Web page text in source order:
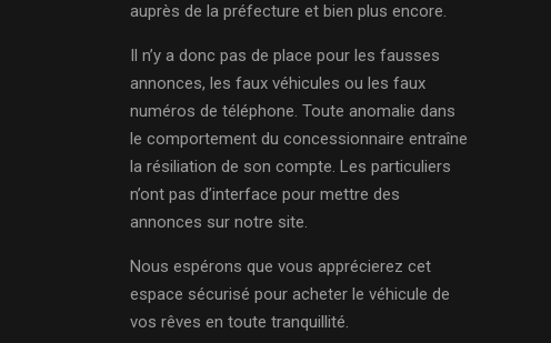
auprès de la préfecture et bien plus encore.
Il n’y a donc pas de place pour les fausses
annonces, les faux véhicules ou les faux
numéros de téléphone. Toute anomalie dans
le comportement du concessionnaire entraîne
la résiliation de son compte. Les particuliers
n’ont pas d’interface pour mettre des
annonces sur notre site.
Nous espérons que vous apprécierez cet
espace sécurisé pour acheter le véhicule de
vos rêves en toute tranquillité.